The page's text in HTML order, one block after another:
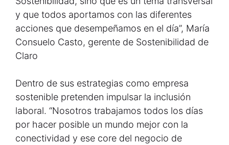
y que todos aportamos con las diferentes
acciones que desempeñamos en el día”, María
Consuelo Casto, gerente de Sostenibilidad de
Claro
Dentro de sus estrategias como empresa
sostenible pretenden impulsar la inclusión
laboral. “Nosotros trabajamos todos los días
por hacer posible un mundo mejor con la
conectividad y ese core del negocio de